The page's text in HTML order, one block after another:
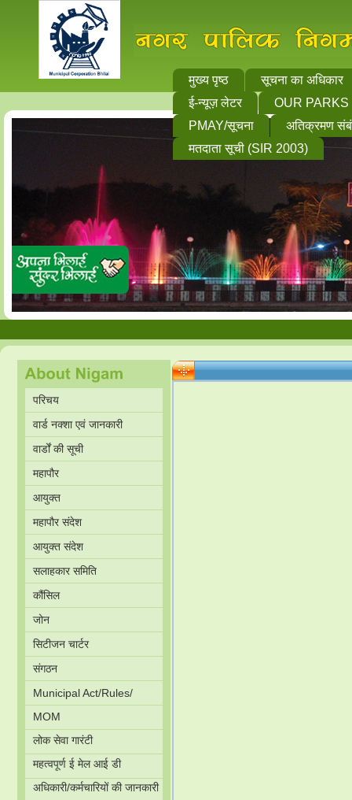
मुख्य पृष्ठ
सूचना का अधिकार
ई-न्यूज़ लेटर
OUR PARKS
PMAY/सूचना
अतिक्रमण
मतदाता सूची (SIR 2003)
परिचय
वार्ड नक्शा एवं जानकारी
वार्डों की सूची
महापौर
आयुक्त
महापौर संदेश
आयुक्त संदेश
सलाहकार समिति
कौंसिल
जोन
सिटीजन चार्टर
संगठन
Municipal Act/Rules/
MOM
लोक सेवा गारंटी
महत्वपूर्ण ई मेल आई डी
अधिकारी/कर्मचारियों की जानकारी